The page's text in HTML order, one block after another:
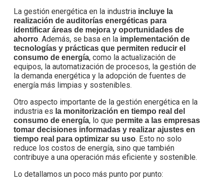
La gestión energética en la industria incluye la
realización de auditorías energéticas para
identificar áreas de mejora y oportunidades de
ahorro. Además, se basa en la implementación de
tecnologías y prácticas que permiten reducir el
consumo de energía, como la actualización de
equipos, la automatización de procesos, la gestión de
la demanda energética y la adopción de fuentes de
energía más limpias y sostenibles.
Otro aspecto importante de la gestión energética en la
industria es la monitorización en tiempo real del
consumo de energía, lo que permite a las empresas
tomar decisiones informadas y realizar ajustes en
tiempo real para optimizar su uso. Esto no solo
reduce los costos de energía, sino que también
contribuye a una operación más eficiente y sostenible.
Lo detallamos un poco más punto por punto: